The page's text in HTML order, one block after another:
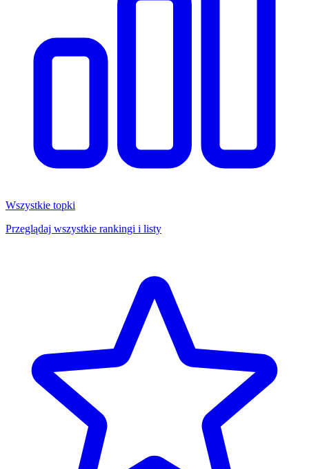
Wszystkie topki
Przeglądaj wszystkie rankingi i listy